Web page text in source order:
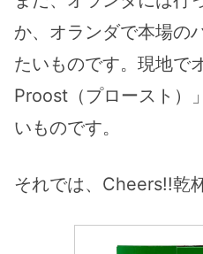
か、オランダで本場の
たいものです。現地で
Proost（プロースト）
いものです。
それでは、Cheers!!乾